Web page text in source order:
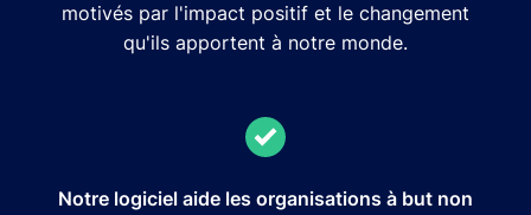
motivés par l'impact positif et le changement
qu'ils apportent à notre monde.
Notre logiciel aide les organisations à but non